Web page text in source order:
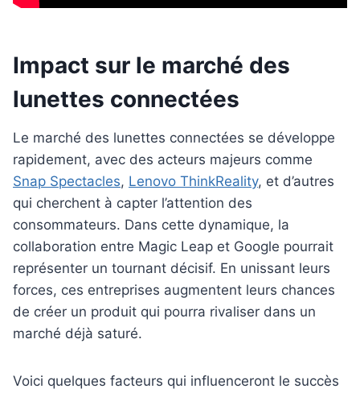
Impact sur le marché des
lunettes connectées
Le marché des lunettes connectées se développe
rapidement, avec des acteurs majeurs comme
Snap Spectacles, Lenovo ThinkReality, et d’autres
qui cherchent à capter l’attention des
consommateurs. Dans cette dynamique, la
collaboration entre Magic Leap et Google pourrait
représenter un tournant décisif. En unissant leurs
forces, ces entreprises augmentent leurs chances
de créer un produit qui pourra rivaliser dans un
marché déjà saturé.
Voici quelques facteurs qui influenceront le succès